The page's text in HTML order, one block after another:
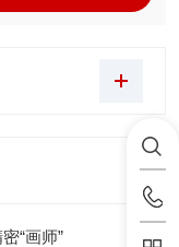
“画师”